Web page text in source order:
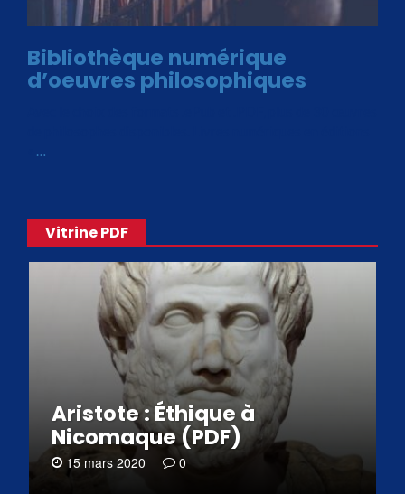
Bibliothèque numérique
d’oeuvres philosophiques
Vitrine PDF
Aristote : Éthique à
Nicomaque (PDF)
15 mars 2020 0